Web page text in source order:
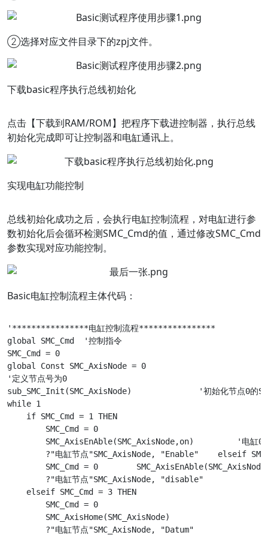
②选择对应文件目录下的zpj文件。
下载basic程序执行总线初始化
点击【下载到RAM/ROM】把程序下载进控制器，执行总线
初始化完成即可让控制器和电缸通讯上。
实现电缸功能控制
总线初始化成功之后，会执行电缸控制流程，对电缸进行参
数初始化后会循环检测SMC_Cmd的值，通过修改SMC_Cmd
参数实现对应功能控制。
Basic电缸控制流程主体代码：
'****************电缸控制流程****************
global SMC_Cmd	'控制指令
SMC_Cmd = 0
global Const SMC_AxisNode = 0
'定义节点号为0
sub_SMC_Init(SMC_AxisNode)		'初始化节点0的SMC电缸参数
while 1
if SMC_Cmd = 1 THEN
SMC_Cmd = 0
SMC_AxisEnAble(SMC_AxisNode,on)		'电缸0 使能
?"电缸节点"SMC_AxisNode, "Enable"    elseif
SMC_Cmd = 0        SMC_AxisEnAble(SMC_AxisNode,off)		'电缸0 关
?"电缸节点"SMC_AxisNode, "disable"
elseif SMC_Cmd = 3 THEN
SMC_Cmd = 0
SMC_AxisHome(SMC_AxisNode)			'电缸0 回零
?"电缸节点"SMC_AxisNode, "Datum"